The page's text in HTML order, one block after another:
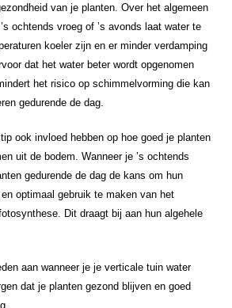
van je planten. Over het algemeen
ochtends vroeg of ’s avonds laat water te
koeler zijn en er minder verdamping
dat het water beter wordt opgenomen
het risico op schimmelvorming die kan
gedurende de dag.
ook invloed hebben op hoe goed je planten
uit de bodem. Wanneer je ’s ochtends
gedurende de dag de kans om hun
optimaal gebruik te maken van het
Dit draagt bij aan hun algehele
aan wanneer je je verticale tuin water
dat je planten gezond blijven en goed